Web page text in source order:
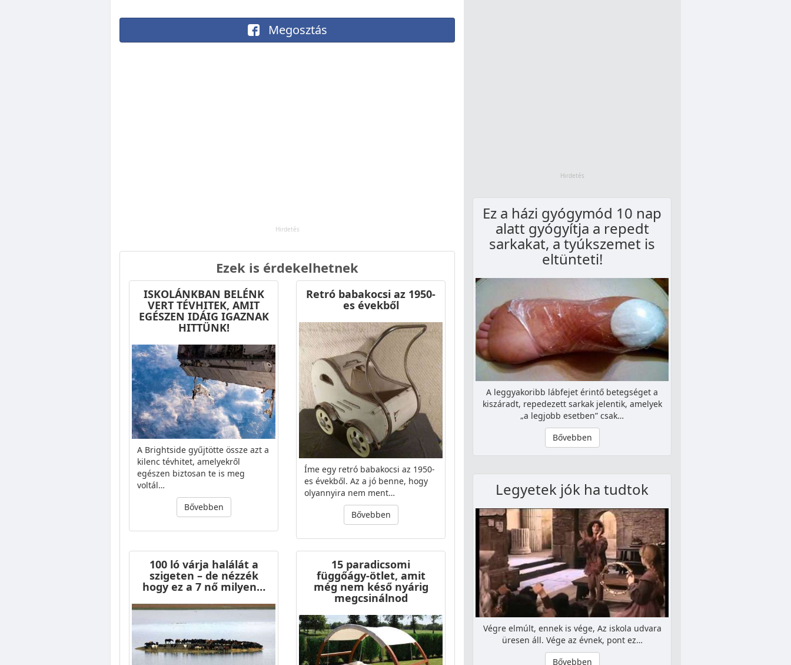
Megosztás
Ezek is érdekelhetnek
ISKOLÁNKBAN BELÉNK
VERT TÉVHITEK, AMIT
EGÉSZEN IDÁIG IGAZNAK
HITTÜNK!
A Brightside gyűjtötte össze azt a
kilenc tévhitet, amelyekről
egészen biztosan te is meg
voltál…
Bővebben
Retró babakocsi az 1950-
es évekből
Íme egy retró babakocsi az 1950-
es évekből. Az a jó benne, hogy
olyannyira nem ment…
Bővebben
100 ló várja halálát a
szigeten – de nézzék
hogy ez a 7 nő milyen…
15 paradicsomi
függőágy-ötlet, amit
még nem késő nyárig
megcsinálnod
Ez a házi gyógymód 10 nap
alatt gyógyítja a repedt
sarkakat, a tyúkszemet is
eltünteti!
A leggyakoribb lábfejet érintő betegséget a
kiszáradt, repedezett sarkak jelentik, amelyek
„a legjobb esetben” csak…
Bővebben
Legyetek jók ha tudtok
Végre elmúlt, ennek is vége, Az iskola udvara
üresen áll. Vége az évnek, pont ez…
Bővebben